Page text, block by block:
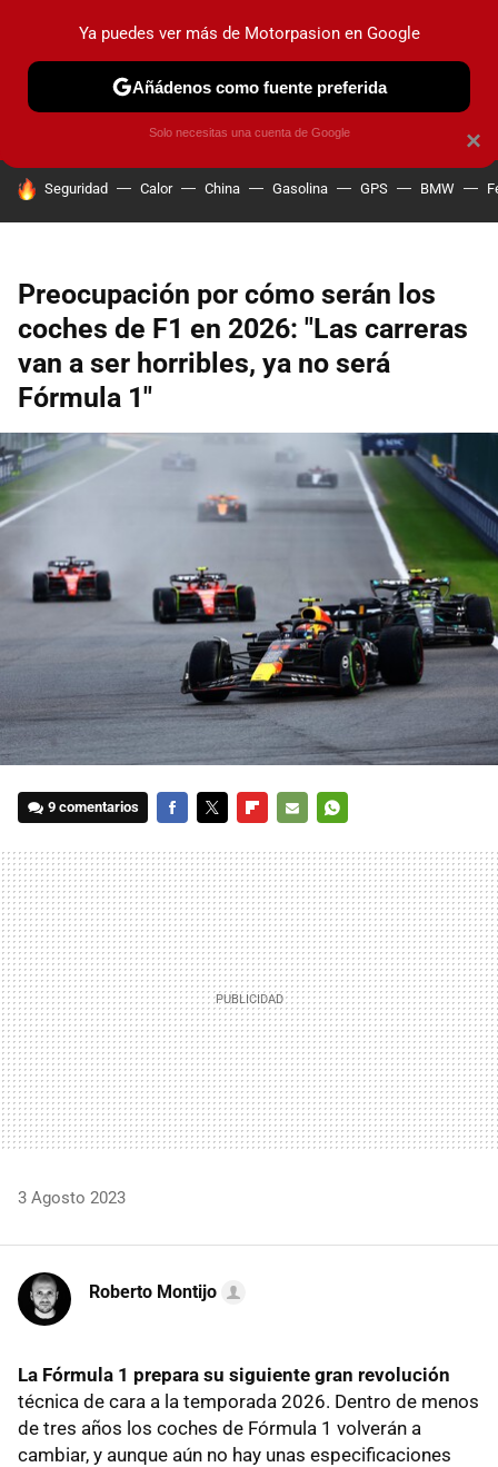
PRUEBAS COCHES ELÉCTRICOS OBSERVATORIO
HOY SE HABLA DE
Seguridad Calor China Gasolina GPS BMW
Preocupación por cómo serán los
coches de F1 en 2026: "Las carreras
van a ser horribles, ya no será
Fórmula 1"
9 comentarios
MAIL
3 Agosto 2023
Roberto Montijo
La Fórmula 1 prepara su siguiente gran revolución
técnica de cara a la temporada 2026. Dentro de menos
de tres años los coches de Fórmula 1 volverán a
cambiar, y aunque aún no hay unas especificaciones
×
Ya puedes ver más de Motorpasion en Google
Añádenos como fuente preferida
Solo necesitas una cuenta de Google